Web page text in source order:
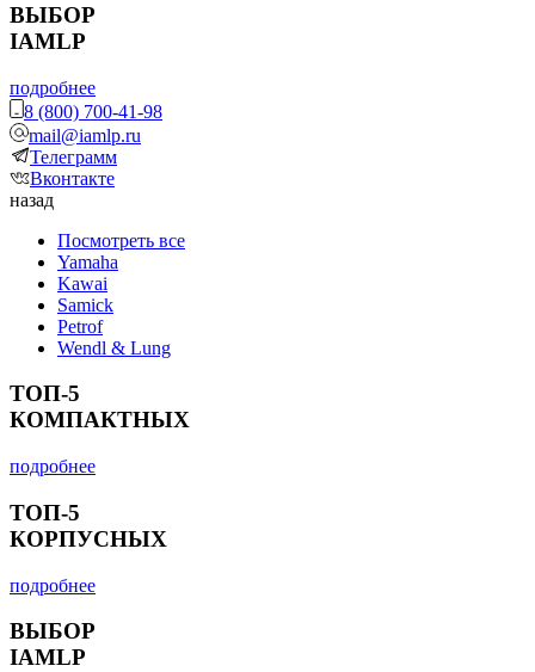
ВЫБОР
IAMLP
подробнее
8 (800) 700-41-98
mail@iamlp.ru
Телеграмм
Вконтакте
назад
Посмотреть все
Yamaha
Kawai
Samick
Petrof
Wendl & Lung
ТОП-5
КОМПАКТНЫХ
подробнее
ТОП-5
КОРПУСНЫХ
подробнее
ВЫБОР
IAMLP